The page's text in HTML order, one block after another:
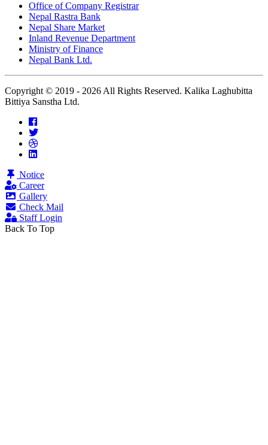
Office of Company Registrar
Nepal Rastra Bank
Nepal Share Market
Inland Revenue Department
Ministry of Finance
Nepal Bank Ltd.
Copyright © 2019 - 2026 All Rights Reserved. Kalika Laghubitta
Bittiya Sanstha Ltd.
Notice
Career
Gallery
Check Mail
Staff Login
Back To Top